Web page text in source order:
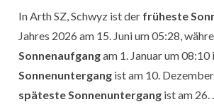
In Arth SZ, Schwyz ist der früheste
Jahres 2026 am 15. Juni um 05:28,
Sonnenaufgangam 1. Januar um 08:10
Sonnenuntergang ist am 10.
späteste Sonnenuntergang ist am 26.